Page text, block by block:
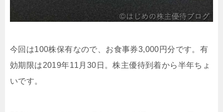
今回は100株保有なので、お食事券3,000円分です。有
効期限は2019年11月30日。株主優待到着から半年ちょ
いです。